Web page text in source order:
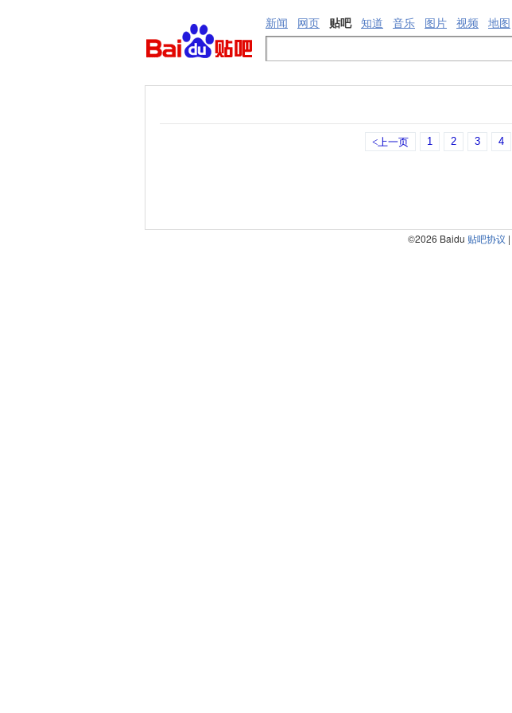
新闻 网页 贴吧 知道 音乐 图片 视频 地图
<上一页 1 2 3 4
©2026 Baidu 贴吧协议 |